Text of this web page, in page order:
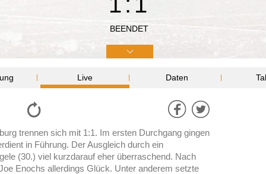
BEENDET
Live Daten
trennen sich mit 1:1. Im ersten Durchgang gingen
in Führung. Der Ausgleich durch ein
(30.) viel kurzdarauf eher überraschend. Nach
Enochs allerdings Glück. Unter anderem setzte